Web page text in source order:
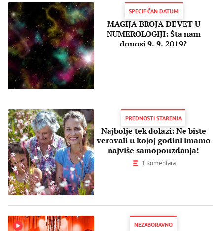
SPECIFIČAN DATUM
MAGIJA BROJA DEVET U
NUMEROLOGIJI: Šta nam
donosi 9. 9. 2019?
PREDNOSTI STARENJA
Najbolje tek dolazi: Ne biste
verovali u kojoj godini imamo
najviše samopouzdanja!
1 Komentara
NEZABORAVNO